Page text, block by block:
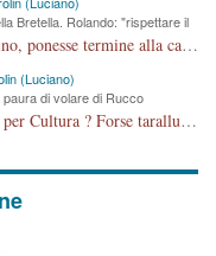
Bretella. Rolando: "rispettare il
Sarebbe ora che il consigliere comunale Pidino, ponesse termine alla campagna elettorale nel territorio del suo seggio Villaggio del Sole. La tiraca è iniziata, distruggerà 6 km di prateria ovest della città, ricca di fonti e sorgenti d'acqua. I cittadini di Maddalene non avranno più Pace la notte. Molta colpa per la costruzione di questa Strada è proprio del signor Rolando,dei suoi gazebo mobili e che vuol far passare questa opera VANDALICA come progetto "utile" a chi ? Non è cosa seria sig. Rolando!
(Luciano)
di volare di Rucco
Vorrei sapere dal C.C. Rolando cosa intende per Cultura ? Forse tarallucci, vino e sagre, o spaghetti tricolori del PD ? Il continuo (s)parlare della mostra a Palazzo Chiericati caro consigliere DANNEGGIA FORTEMENTE l'immagine della città TUTTA e fa deviare i consensi che in RUSSIA (badi bene ex U.R.S.S.) sono ECCELLENTI. A livello artistico l'evento è di alta Valenza culturale, COMPITO di Tutta la Cittadinanza fare il possibile per propagandare l'iniziativa senza farne UN CASO PARTITICO come fa Lei da sempre. Meno Gazebo + Partecipazione! E così sia. Amen.